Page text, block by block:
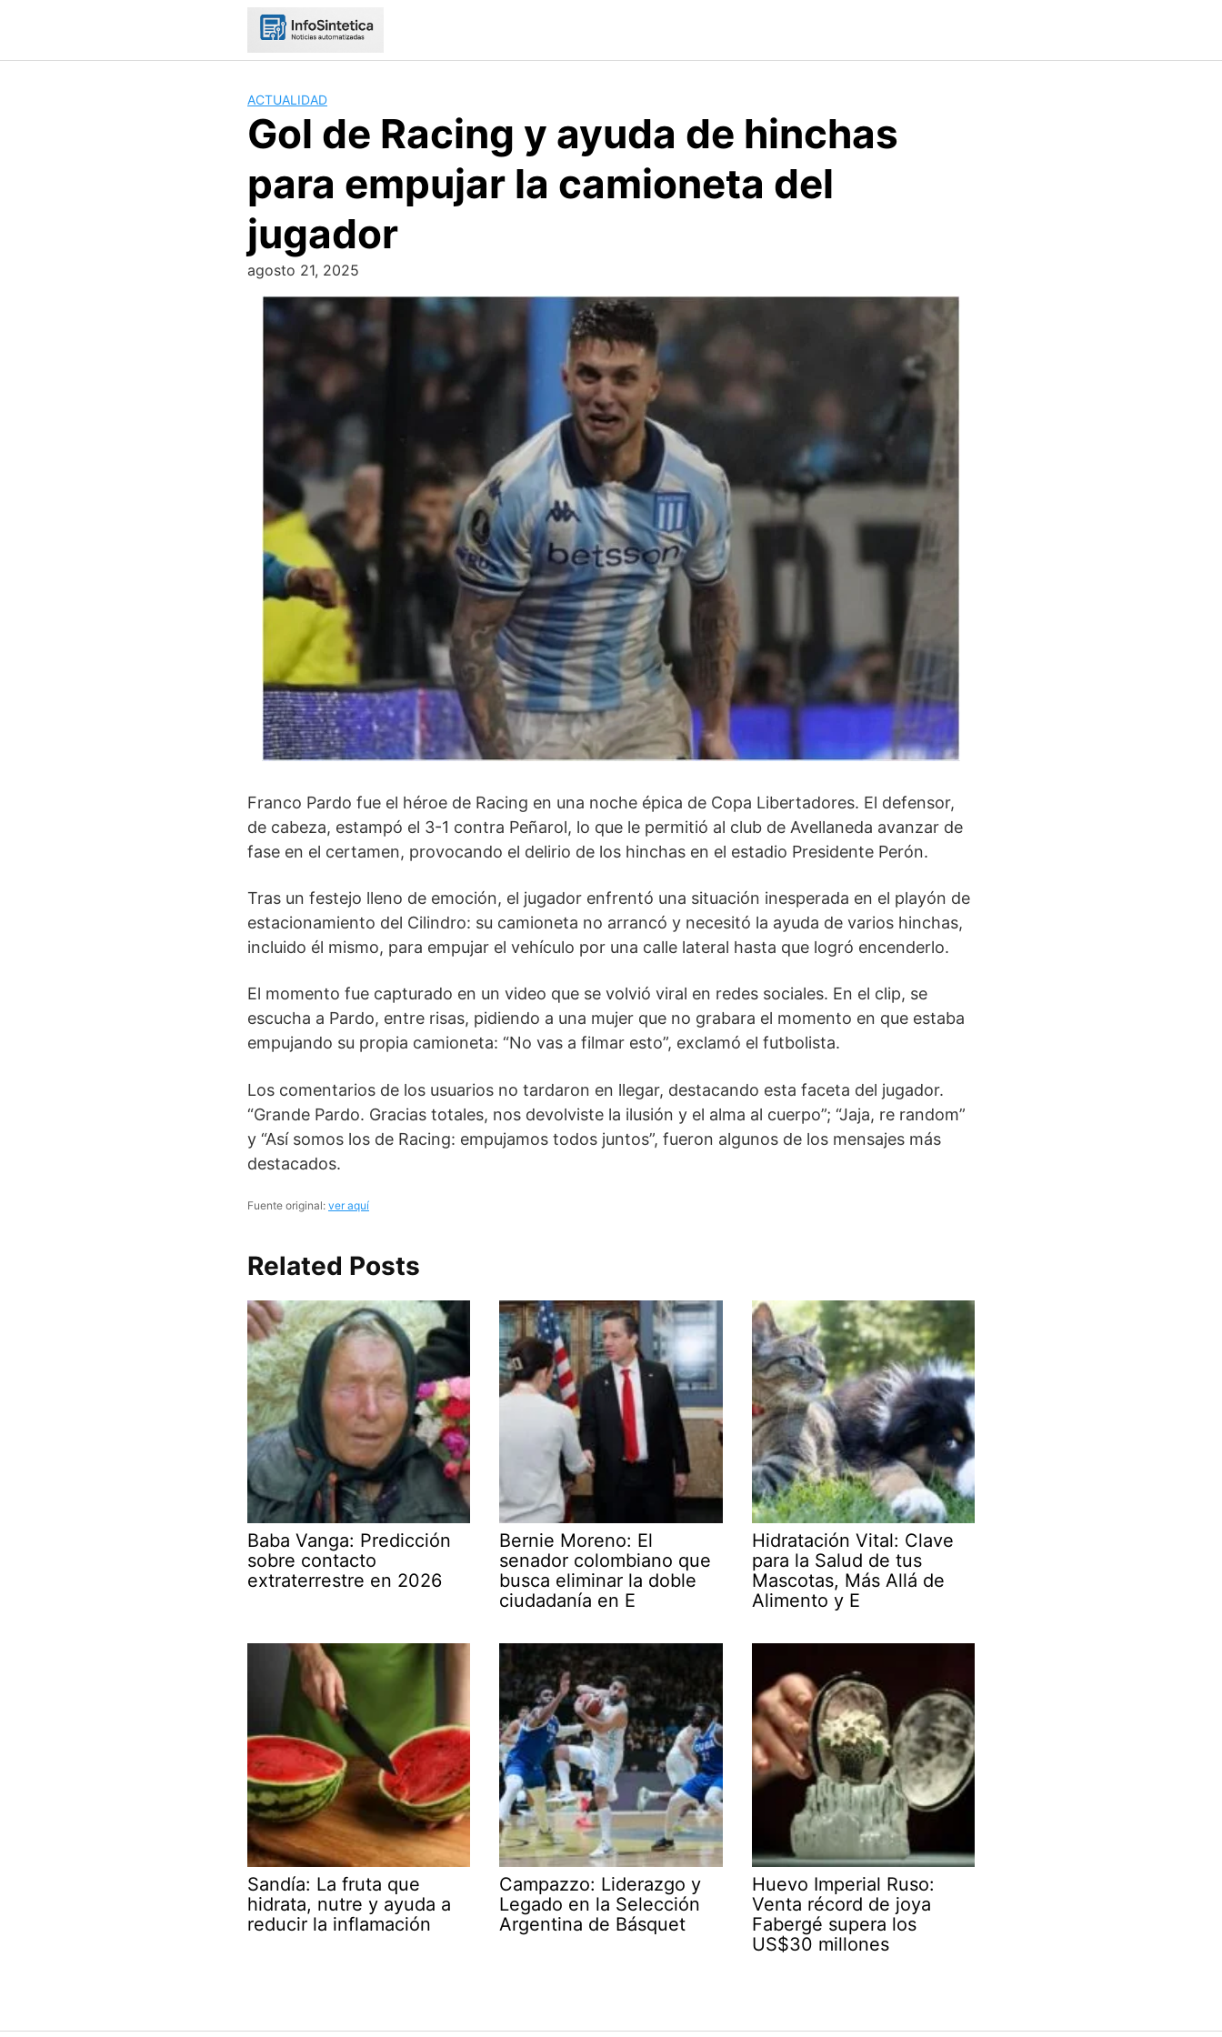
ACTUALIDAD
Gol de Racing y ayuda de hinchas
para empujar la camioneta del
jugador
agosto 21, 2025
Franco Pardo fue el héroe de Racing en una noche épica de Copa Libertadores. El defensor,
de cabeza, estampó el 3-1 contra Peñarol, lo que le permitió al club de Avellaneda avanzar de
fase en el certamen, provocando el delirio de los hinchas en el estadio Presidente Perón.
Tras un festejo lleno de emoción, el jugador enfrentó una situación inesperada en el playón de
estacionamiento del Cilindro: su camioneta no arrancó y necesitó la ayuda de varios hinchas,
incluido él mismo, para empujar el vehículo por una calle lateral hasta que logró encenderlo.
El momento fue capturado en un video que se volvió viral en redes sociales. En el clip, se
escucha a Pardo, entre risas, pidiendo a una mujer que no grabara el momento en que estaba
empujando su propia camioneta: “No vas a filmar esto”, exclamó el futbolista.
Los comentarios de los usuarios no tardaron en llegar, destacando esta faceta del jugador.
“Grande Pardo. Gracias totales, nos devolviste la ilusión y el alma al cuerpo”; “Jaja, re random”
y “Así somos los de Racing: empujamos todos juntos”, fueron algunos de los mensajes más
destacados.
Fuente original: ver aquí
Related Posts
Baba Vanga: Predicción
sobre contacto
extraterrestre en 2026
Bernie Moreno: El
senador colombiano que
busca eliminar la doble
ciudadanía en E
Hidratación Vital: Clave
para la Salud de tus
Mascotas, Más Allá de
Alimento y E
Sandía: La fruta que
hidrata, nutre y ayuda a
reducir la inflamación
Campazzo: Liderazgo y
Legado en la Selección
Argentina de Básquet
Huevo Imperial Ruso:
Venta récord de joya
Fabergé supera los
US$30 millones